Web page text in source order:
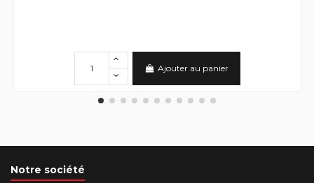
Ajouter au panier
Notre société